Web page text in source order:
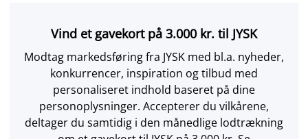
Vind et gavekort på 3.000 kr. til JYSK
Modtag markedsføring fra JYSK med bl.a. nyheder,
konkurrencer, inspiration og tilbud med
personaliseret indhold baseret på dine
personoplysninger. Accepterer du vilkårene,
deltager du samtidig i den månedlige lodtrækning